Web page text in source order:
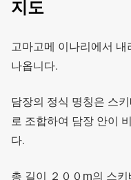
지도
고마고메 이나리에서
나옵니다.
담장의 정식 명칭은 스
로 조합하여 담장 안이
다.
총 길이 ２００m의 스